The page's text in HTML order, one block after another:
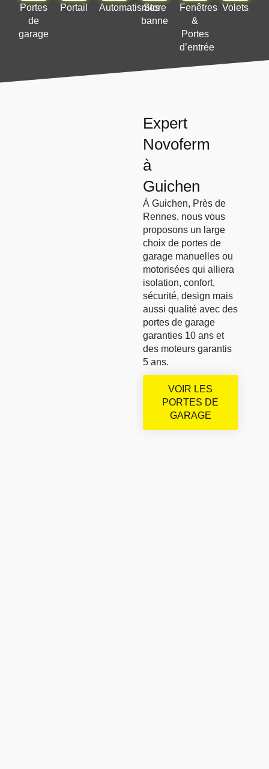
Portes
de
garage
Portail Automatismes
Store
banne
Fenêtres
&
Portes
d’entrée
Volets
Expert
Novoferm
à
Guichen
À Guichen, Près de
Rennes, nous vous
proposons un large
choix de portes de
garage manuelles ou
motorisées qui alliera
isolation, confort,
sécurité, design mais
aussi qualité avec des
portes de garage
garanties 10 ans et
des moteurs garantis
5 ans.
VOIR LES
PORTES DE
GARAGE